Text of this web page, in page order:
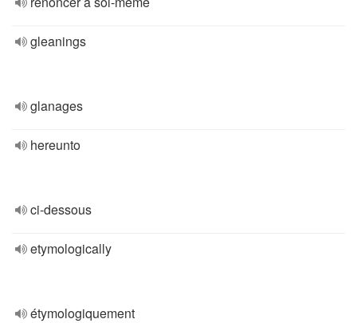
gleanings
glanages
hereunto
ci-dessous
etymologically
étymologiquement